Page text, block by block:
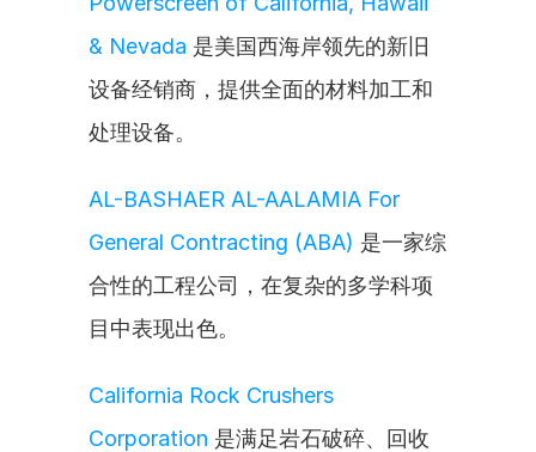
& Nevada 是美国西海岸领先的新旧
设备经销商，提供全面的材料加工和
处理设备。
AL-BASHAER AL-AALAMIA For
General Contracting (ABA) 是一家综
合性的工程公司，在复杂的多学科项
目中表现出色。
California Rock Crushers
Corporation 是满足岩石破碎、回收